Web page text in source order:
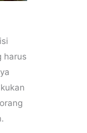
harus